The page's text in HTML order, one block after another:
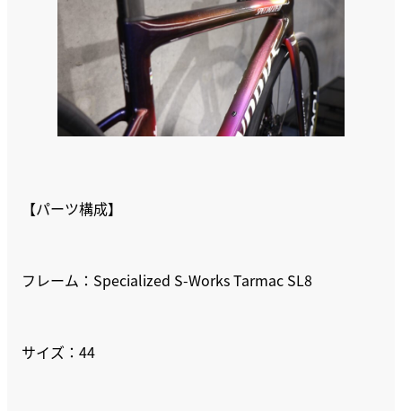
【パーツ構成】
フレーム：Specialized S-Works Tarmac SL8
サイズ：44